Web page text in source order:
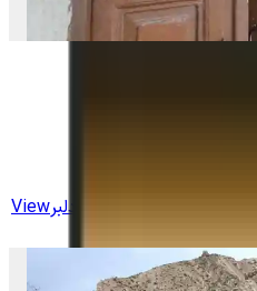
کلات - شهربانو
روستای چهارراه کلات - دلبرView